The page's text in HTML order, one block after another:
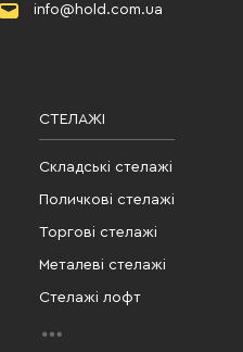
info@hold.com.ua
СТЕЛАЖІ
Складські стелажі
Поличкові стелажі
Торгові стелажі
Металеві стелажі
Стелажі лофт